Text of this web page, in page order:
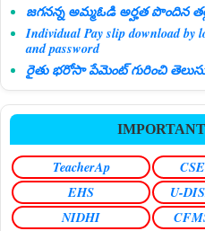
జగనన్న అమ్మఓడి అర్హత పొందిన
Individual Pay slip download
and password
రైతు భరోసా పేమెంట్ గురించి
TeacherAp CSE
EHS
U-
NIDHI